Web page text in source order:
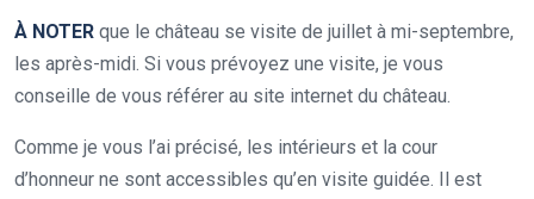
À NOTER que le château se visite de juillet à mi-septembre,
les après-midi. Si vous prévoyez une visite, je vous
conseille de vous référer au site internet du château.
Comme je vous l’ai précisé, les intérieurs et la cour
d’honneur ne sont accessibles qu’en visite guidée. Il est